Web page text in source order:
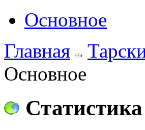
Основное
Главная
Основное
Статистика